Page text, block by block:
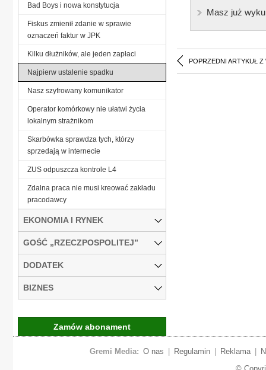
Masz już
POPRZEDNI ARTYKUŁ Z
Bad Boys i nowa konstytucja
Fiskus zmienił zdanie w sprawie
oznaczeń faktur w JPK
Kilku dłużników, ale jeden zapłaci
Najpierw ustalenie spadku
Nasz szyfrowany komunikator
Operator komórkowy nie ułatwi życia
lokalnym strażnikom
Skarbówka sprawdza tych, którzy
sprzedają w internecie
ZUS odpuszcza kontrole L4
Zdalna praca nie musi kreować zakładu
pracodawcy
EKONOMIA I RYNEK
GOŚĆ „RZECZPOSPOLITEJ”
DODATEK
BIZNES
Zamów abonament
Gremi Media: O nas Regulamin Reklama